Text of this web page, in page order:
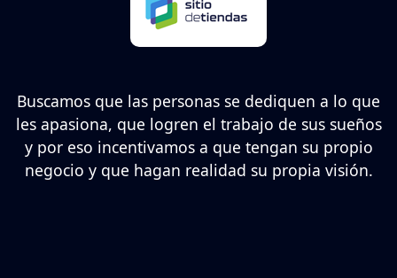
Buscamos que las personas se dediquen a lo que
les apasiona, que logren el trabajo de sus sueños
y por eso incentivamos a que tengan su propio
negocio y que hagan realidad su propia visión.